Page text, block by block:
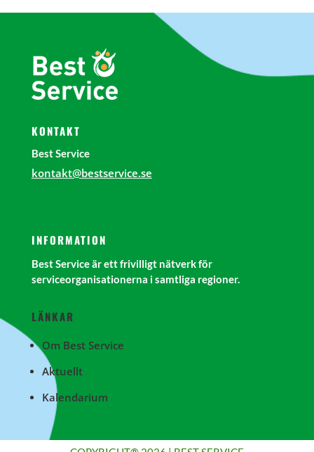
KONTAKT
Best Service
kontakt@bestservice.se
INFORMATION
Best Service är ett frivilligt nätverk för
serviceorganisationerna i samtliga regioner.
LÄNKAR
Om Best Service
Aktuellt
Kalendarium